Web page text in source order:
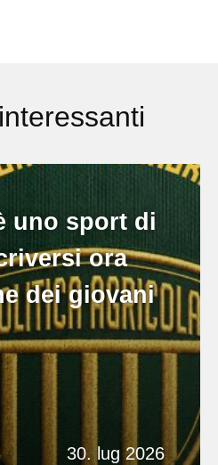
30. lug 2026
uno sport di
ora
dei giovani